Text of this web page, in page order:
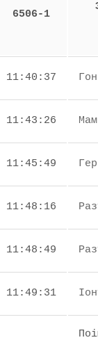
6506-1
11:40:37
11:43:26
11:45:49
11:48:16
11:48:49
11:49:31